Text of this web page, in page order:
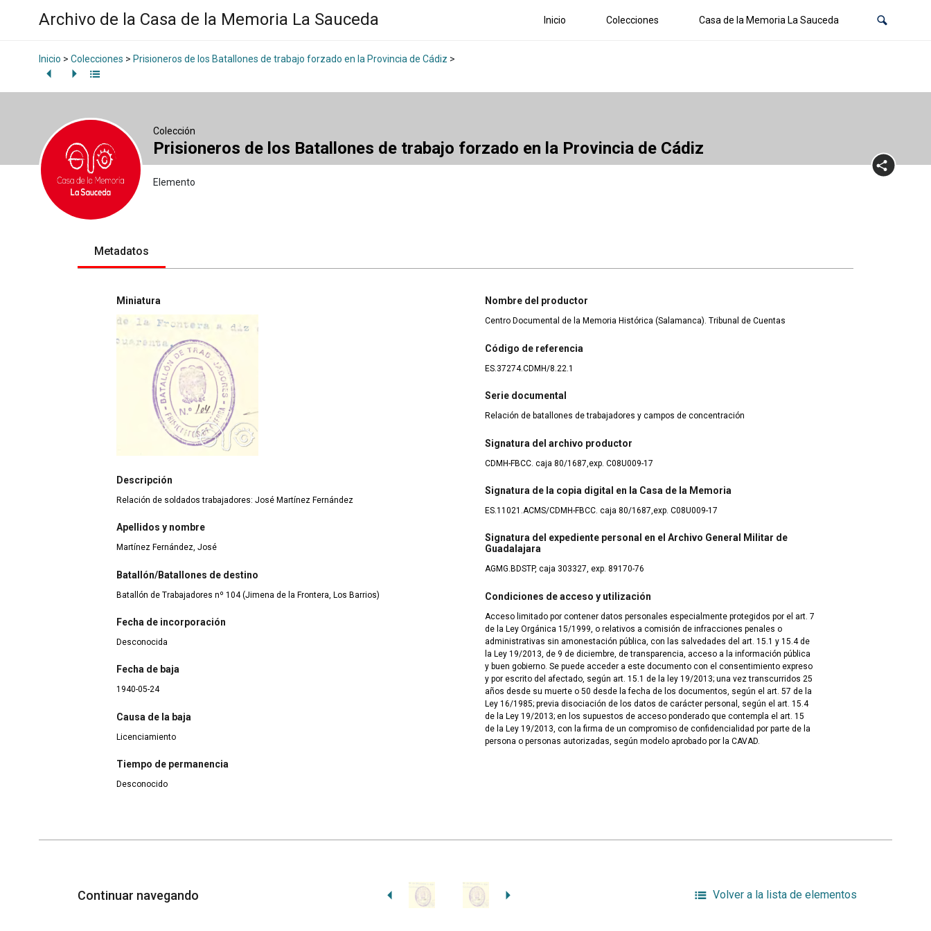
Archivo de la Casa de la Memoria La Sauceda Inicio Colecciones Casa de la Memoria La Sauceda
Inicio > Colecciones > Prisioneros de los Batallones de trabajo forzado en la Provincia de Cádiz >
Colección
Prisioneros de los Batallones de trabajo forzado en la Provincia de Cádiz
Elemento
Metadatos
Miniatura
Descripción
Relación de soldados trabajadores: José Martínez Fernández
Apellidos y nombre
Martínez Fernández, José
Batallón/Batallones de destino
Batallón de Trabajadores nº 104 (Jimena de la Frontera, Los Barrios)
Fecha de incorporación
Desconocida
Fecha de baja
1940-05-24
Causa de la baja
Licenciamiento
Tiempo de permanencia
Desconocido
Nombre del productor
Centro Documental de la Memoria Histórica (Salamanca). Tribunal de Cuentas
Código de referencia
ES.37274.CDMH/8.22.1
Serie documental
Relación de batallones de trabajadores y campos de concentración
Signatura del archivo productor
CDMH-FBCC. caja 80/1687,exp. C08U009-17
Signatura de la copia digital en la Casa de la Memoria
ES.11021.ACMS/CDMH-FBCC. caja 80/1687,exp. C08U009-17
Signatura del expediente personal en el Archivo General Militar de
Guadalajara
AGMG.BDSTP, caja 303327, exp. 89170-76
Condiciones de acceso y utilización
Acceso limitado por contener datos personales especialmente protegidos por el art. 7
de la Ley Orgánica 15/1999, o relativos a comisión de infracciones penales o
administrativas sin amonestación pública, con las salvedades del art. 15.1 y 15.4 de
la Ley 19/2013, de 9 de diciembre, de transparencia, acceso a la información pública
y buen gobierno. Se puede acceder a este documento con el consentimiento expreso
y por escrito del afectado, según art. 15.1 de la ley 19/2013; una vez transcurridos 25
años desde su muerte o 50 desde la fecha de los documentos, según el art. 57 de la
Ley 16/1985; previa disociación de los datos de carácter personal, según el art. 15.4
de la Ley 19/2013; en los supuestos de acceso ponderado que contempla el art. 15
de la Ley 19/2013, con la firma de un compromiso de confidencialidad por parte de la
persona o personas autorizadas, según modelo aprobado por la CAVAD.
Continuar navegando Volver a la lista de elementos